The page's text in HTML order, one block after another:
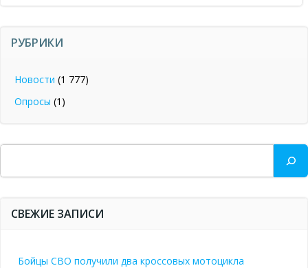
РУБРИКИ
Новости (1 777)
Опросы (1)
Поиск
СВЕЖИЕ ЗАПИСИ
Бойцы СВО получили два кроссовых мотоцикла